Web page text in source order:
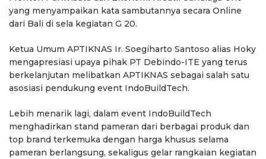
yang menyampaikan kata sambutannya secara Online
dari Bali di sela kegiatan G 20.
Ketua Umum APTIKNAS Ir. Soegiharto Santoso alias Hoky
mengapresiasi upaya pihak PT Debindo-ITE yang terus
berkelanjutan melibatkan APTIKNAS sebagai salah satu
asosiasi pendukung event IndoBuildTech.
Lebih menarik lagi, dalam event IndoBuildTech
menghadirkan stand pameran dari berbagai produk dan
top brand terkemuka dengan harga khusus selama
pameran berlangsung, sekaligus gelar rangkaian kegiatan